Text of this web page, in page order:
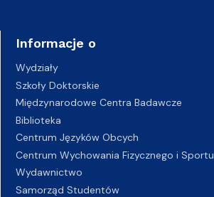
Informacje o
Wydziały
Szkoły Doktorskie
Międzynarodowe Centra Badawcze
Biblioteka
Centrum Języków Obcych
Centrum Wychowania Fizycznego i Sportu
Wydawnictwo
Samorząd Studentów